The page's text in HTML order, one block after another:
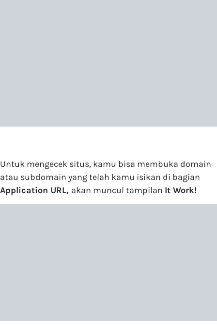
Untuk mengecek situs, kamu bisa membuka domain
atau subdomain yang telah kamu isikan di bagian
Application URL, akan muncul tampilan It Work!